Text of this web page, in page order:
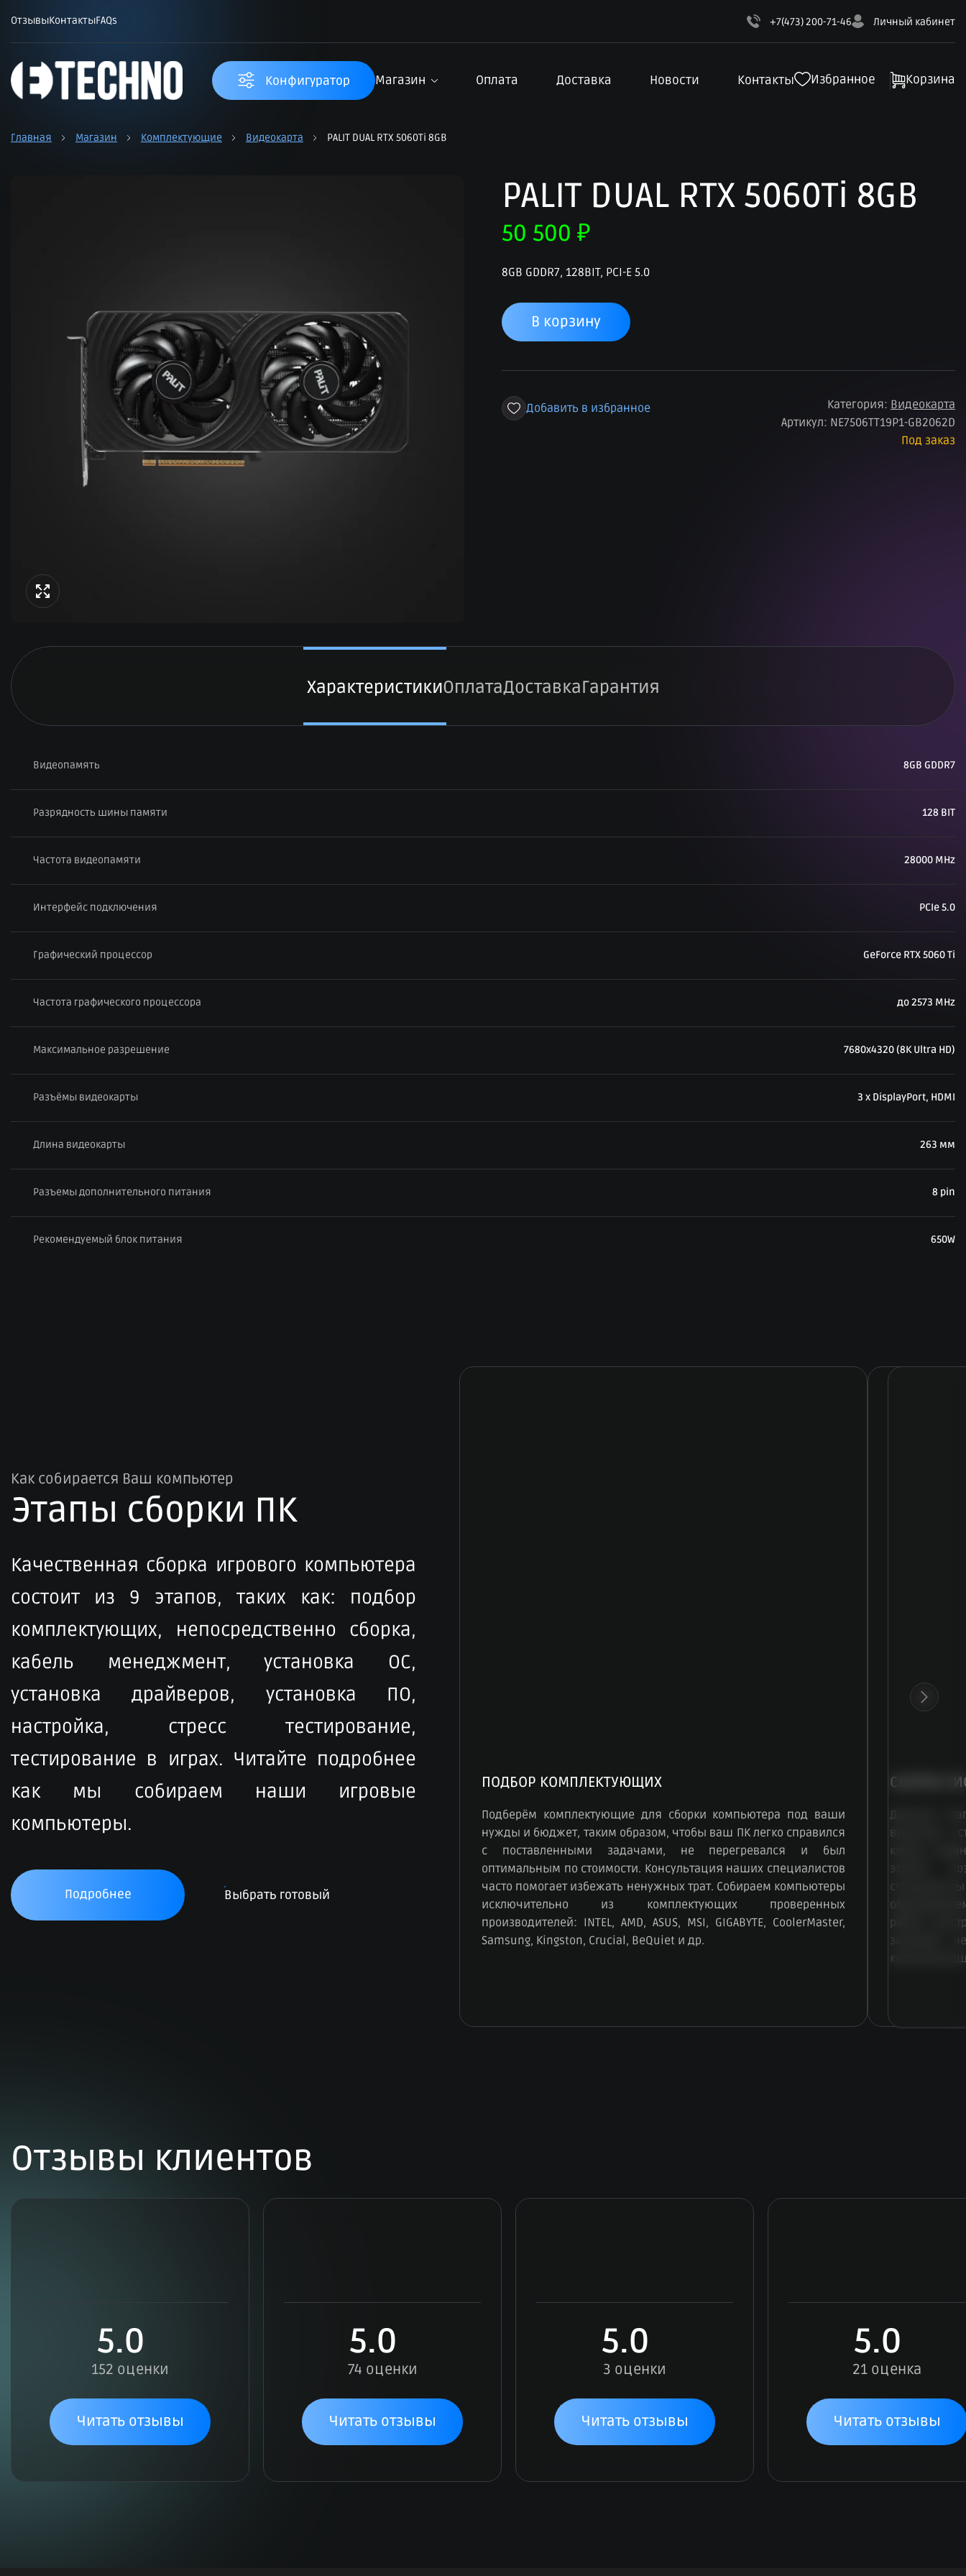
ОтзывыКонтактыFAQs +7(473) 200-71-46 Личный кабинет
Конфигуратор Магазин Оплата Доставка Новости Контакты Избранное Корзина
Главная Магазин Комплектующие Видеокарта PALIT DUAL RTX 5060Ti 8GB
PALIT DUAL RTX 5060Ti 8GB
50 500₽
8GB GDDR7, 128BIT, PCI-E 5.0
В корзину
Добавить в избранное
Под заказ
Артикул: NE7506TT19P1-GB2062D
Категория: Видеокарта
ХарактеристикиОплатаДоставкаГарантия
Видеопамять 8GB GDDR7
Разрядность шины памяти 128 BIT
Частота видеопамяти 28000 MHz
Интерфейс подключения PCIe 5.0
Графический процессор GeForce RTX 5060 Ti
Частота графического процессора до 2573 MHz
Максимальное разрешение 7680x4320 (8K Ultra HD)
Разъёмы видеокарты 3 x DisplayPort, HDMI
Длина видеокарты 263 мм
Разъемы дополнительного питания 8 pin
Рекомендуемый блок питания 650W
Как собирается Ваш компьютер
Этапы сборки ПК​
Качественная сборка игрового компьютера
состоит из 9 этапов, таких как: подбор
комплектующих, непосредственно сборка,
кабель менеджмент, установка ОС,
установка драйверов, установка ПО,
настройка, стресс тестирование,
тестирование в играх. Читайте подробнее
как мы собираем наши игровые
компьютеры.
Подробнее Выбрать готовый
ПОДБОР КОМПЛЕКТУЮЩИХ
Подберём комплектующие для сборки компьютера под ваши
нужды и бюджет, таким образом, чтобы ваш ПК легко справился
с поставленными задачами, не перегревался и был
оптимальным по стоимости. Консультация наших специалистов
часто помогает избежать ненужных трат. Собираем компьютеры
исключительно из комплектующих проверенных
производителей: INTEL, AMD, ASUS, MSI, GIGABYTE, CoolerMaster,
Samsung, Kingston, Crucial, BeQuiet и др.
СБОРКА
Данный
включает
корпус,
этапов,
работу
занимает
Отзывы клиентов
5.0
152 оценки
Читать отзывы
5.0
74 оценки
Читать отзывы
5.0
3 оценки
Читать отзывы
5.0
21 оценка
Читать отзывы